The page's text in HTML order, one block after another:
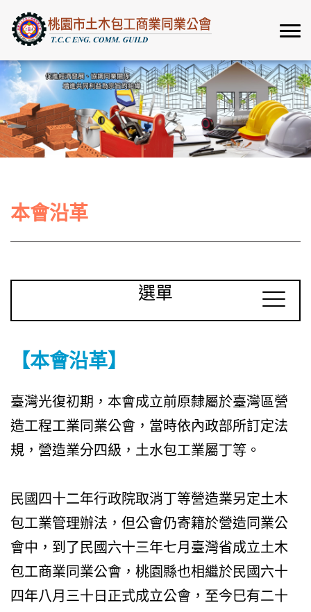
本會沿革
選單
【本會沿革】
臺灣光復初期，本會成立前原隸屬於臺灣區營
造工程工業同業公會，當時依內政部所訂定法
規，營造業分四級，土水包工業屬丁等。
民國四十二年行政院取消丁等營造業另定土木
包工業管理辦法，但公會仍寄籍於營造同業公
會中，到了民國六十三年七月臺灣省成立土木
包工商業同業公會，桃園縣也相繼於民國六十
四年八月三十日正式成立公會，至今巳有二十